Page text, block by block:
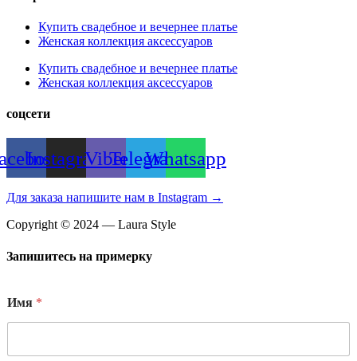
Купить свадебное и вечернее платье
Женская коллекция аксессуаров
Купить свадебное и вечернее платье
Женская коллекция аксессуаров
соцсети
InstagramViberTelegramWhatsapp
Для заказа напишите нам в Instagram →
Copyright © 2024 — Laura Style
Запишитесь на примерку
Имя *